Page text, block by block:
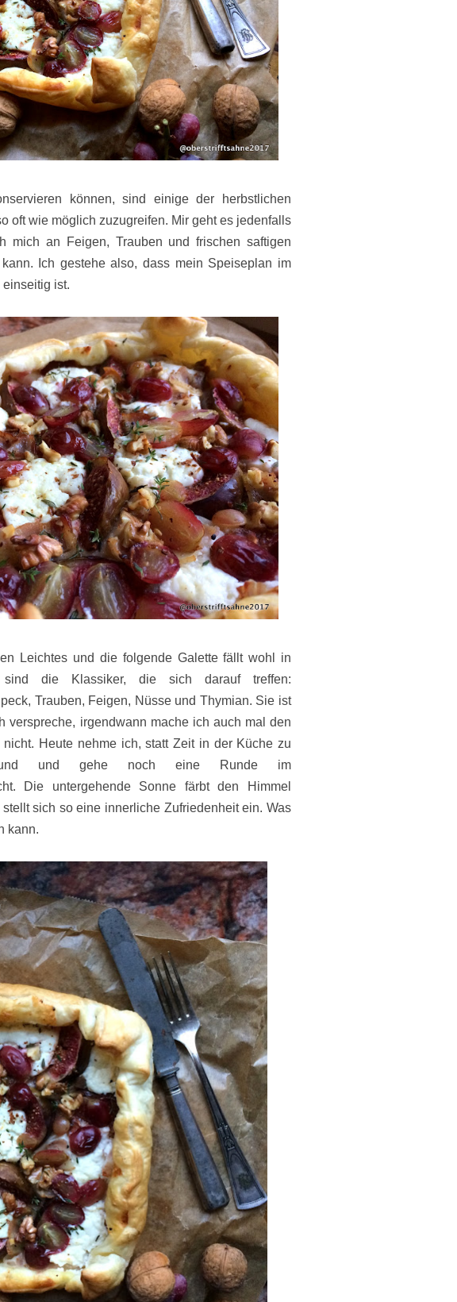
können, sind einige der herbstlichen
oft wie möglich zuzugreifen. Mir geht es jedenfalls
mich an Feigen, Trauben und frischen saftigen
Ich gestehe also, dass mein Speiseplan im
einseitig ist.
Leichtes und die folgende Galette fällt wohl in
die Klassiker, die sich darauf treffen:
Trauben, Feigen, Nüsse und Thymian. Sie ist
verspreche, irgendwann mache ich auch mal den
nicht. Heute nehme ich, statt Zeit in der Küche zu
und gehe noch eine Runde im
Die untergehende Sonne färbt den Himmel
sich so eine innerliche Zufriedenheit ein. Was
kann.